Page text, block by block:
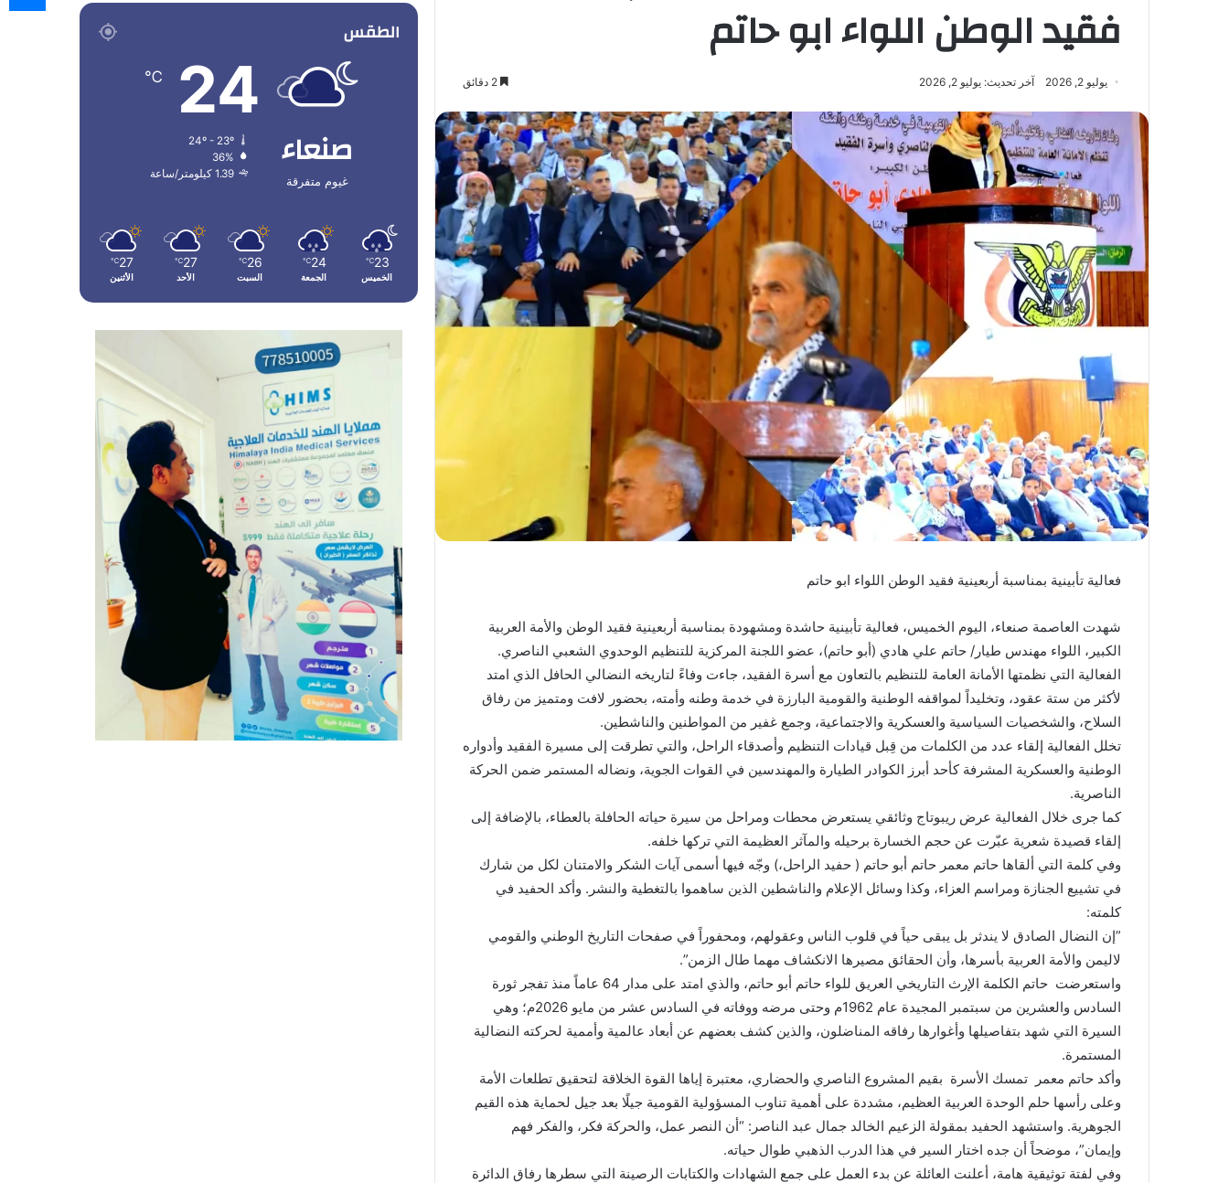
فقيد الوطن اللواء ابو حاتم
يوليو 2, 2026 آخر تحديث: يوليو 2, 2026
فعالية تأبينية بمناسبة أربعينية فقيد الوطن اللواء ابو حاتم
شهدت العاصمة صنعاء، اليوم الخميس، فعالية تأبينية حاشدة ومشهودة بمناسبة أربعينية فقيد الوطن والأمة العربية
الكبير، اللواء مهندس طيار/ حاتم علي هادي (أبو حاتم)، عضو اللجنة المركزية للتنظيم الوحدوي الشعبي الناصري.
​الفعالية التي نظمتها الأمانة العامة للتنظيم بالتعاون مع أسرة الفقيد، جاءت وفاءً لتاريخه النضالي الحافل الذي امتد
لأكثر من ستة عقود، وتخليداً لمواقفه الوطنية والقومية البارزة في خدمة وطنه وأمته، بحضور لافت ومتميز من رفاق
السلاح، والشخصيات السياسية والعسكرية والاجتماعية، وجمع غفير من المواطنين والناشطين.
​تخلل الفعالية إلقاء عدد من الكلمات من قِبل قيادات التنظيم وأصدقاء الراحل، والتي تطرقت إلى مسيرة الفقيد وأدواره
الوطنية والعسكرية المشرفة كأحد أبرز الكوادر الطيارة والمهندسين في القوات الجوية، ونضاله المستمر ضمن الحركة
الناصرية.
​كما جرى خلال الفعالية عرض ريبوتاج وثائقي يستعرض محطات ومراحل من سيرة حياته الحافلة بالعطاء، بالإضافة إلى
إلقاء قصيدة شعرية عبّرت عن حجم الخسارة برحيله والمآثر العظيمة التي تركها خلفه.
​وفي كلمة التي ألقاها حاتم معمر حاتم أبو حاتم ( حفيد الراحل،) وجّه فيها أسمى آيات الشكر والامتنان لكل من شارك
في تشييع الجنازة ومراسم العزاء، وكذا وسائل الإعلام والناشطين الذين ساهموا بالتغطية والنشر. وأكد الحفيد في
كلمته:
​”إن النضال الصادق لا يندثر بل يبقى حياً في قلوب الناس وعقولهم، ومحفوراً في صفحات التاريخ الوطني والقومي
لاليمن والأمة العربية بأسرها، وأن الحقائق مصيرها الانكشاف مهما طال الزمن”.
​واستعرضت حاتم الكلمة الإرث التاريخي العريق للواء حاتم أبو حاتم، والذي امتد على مدار 64 عاماً منذ تفجر ثورة
السادس والعشرين من سبتمبر المجيدة عام 1962م وحتى مرضه ووفاته في السادس عشر من مايو 2026م؛ وهي
السيرة التي شهد بتفاصيلها وأغوارها رفاقه المناضلون، والذين كشف بعضهم عن أبعاد عالمية وأممية لحركته النضالية
المستمرة.
​وأكد حاتم معمر تمسك الأسرة بقيم المشروع الناصري والحضاري، معتبرة إياها القوة الخلاقة لتحقيق تطلعات الأمة
وعلى رأسها حلم الوحدة العربية العظيم، مشددة على أهمية تناوب المسؤولية القومية جيلًا بعد جيل لحماية هذه القيم
الجوهرية. واستشهد الحفيد بمقولة الزعيم الخالد جمال عبد الناصر: “أن النصر عمل، والحركة فكر، والفكر فهم
وإيمان”، موضحاً أن جده اختار السير في هذا الدرب الذهبي طوال حياته.
​وفي لفتة توثيقية هامة، أعلنت العائلة عن بدء العمل على جمع الشهادات والكتابات الرصينة التي سطرها رفاق الدائرة
الطقس
صنعاء
غيوم متفرقة
24
℃
24º - 23º
36%
1.39 كيلومتر/ساعة
23
℃
الخميس
24
℃
الجمعة
26
℃
السبت
27
℃
الأحد
27
℃
الأثنين